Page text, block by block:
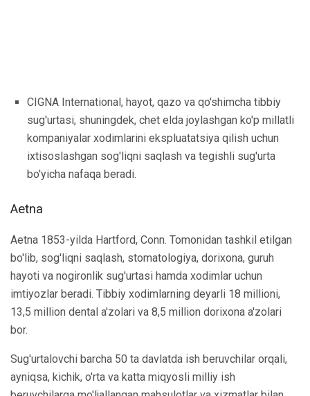
CIGNA International, hayot, qazo va qo'shimcha tibbiy
sug'urtasi, shuningdek, chet elda joylashgan ko'p millatli
kompaniyalar xodimlarini ekspluatatsiya qilish uchun
ixtisoslashgan sog'liqni saqlash va tegishli sug'urta
bo'yicha nafaqa beradi.
Aetna
Aetna 1853-yilda Hartford, Conn. Tomonidan tashkil etilgan
bo'lib, sog'liqni saqlash, stomatologiya, dorixona, guruh
hayoti va nogironlik sug'urtasi hamda xodimlar uchun
imtiyozlar beradi. Tibbiy xodimlarning deyarli 18 millioni,
13,5 million dental a'zolari va 8,5 million dorixona a'zolari
bor.
Sug'urtalovchi barcha 50 ta davlatda ish beruvchilar orqali,
ayniqsa, kichik, o'rta va katta miqyosli milliy ish